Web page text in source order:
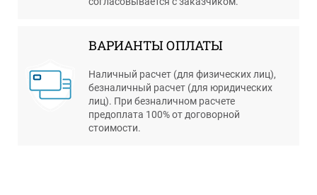
ВАРИАНТЫ ОПЛАТЫ
Наличный расчет (для физических лиц),
безналичный расчет (для юридических
лиц). При безналичном расчете
предоплата 100% от договорной
стоимости.